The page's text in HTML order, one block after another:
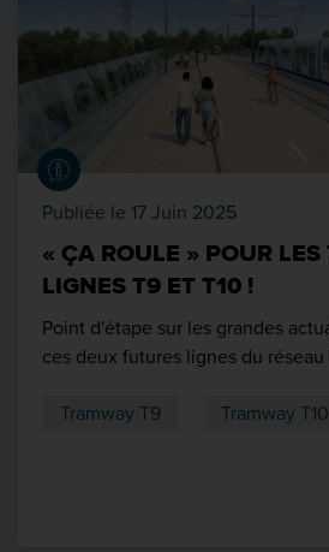
Publiée le 17 Juin 2025
« ÇA ROULE » POUR
LIGNES T9 ET T10 !
Point d'étape sur les grandes
ces deux futures lignes du réseau
Tramway T9 Tramway T10